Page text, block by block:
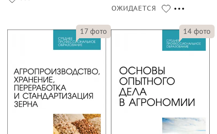
ОЖИДАЕТСЯ
17 фото 14 фото